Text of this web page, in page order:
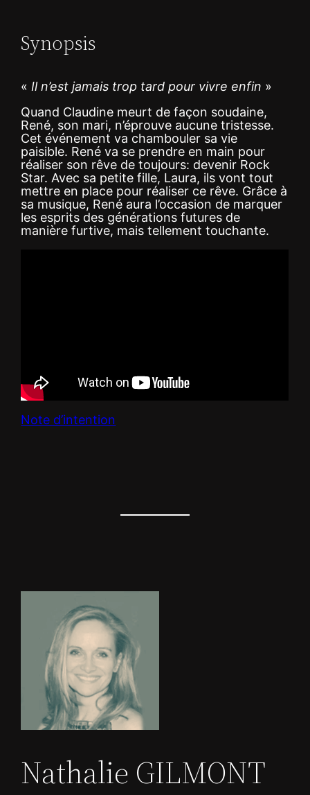
Synopsis
« Il n’est jamais trop tard pour vivre enfin »
Quand Claudine meurt de façon soudaine,
René, son mari, n’éprouve aucune tristesse.
Cet événement va chambouler sa vie
paisible. René va se prendre en main pour
réaliser son rêve de toujours: devenir Rock
Star. Avec sa petite fille, Laura, ils vont tout
mettre en place pour réaliser ce rêve. Grâce à
sa musique, René aura l’occasion de marquer
les esprits des générations futures de
manière furtive, mais tellement touchante.
Note d’intention
Nathalie GILMONT